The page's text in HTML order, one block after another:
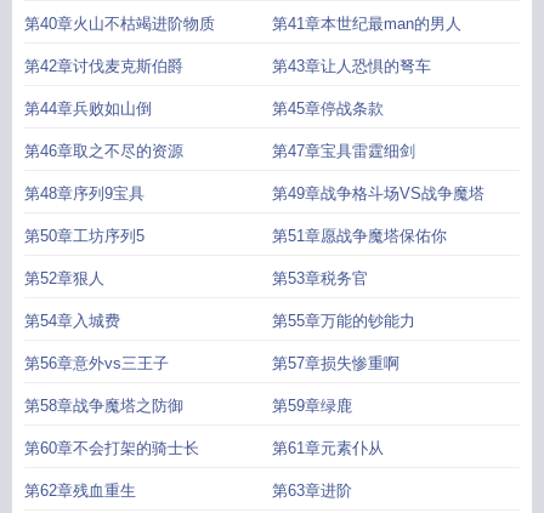
第40章火山不枯竭进阶物质 第41章本世纪最man的男人
第42章讨伐麦克斯伯爵 第43章让人恐惧的弩车
第44章兵败如山倒 第45章停战条款
第46章取之不尽的资源 第47章宝具雷霆细剑
第48章序列9宝具 第49章战争格斗场VS战争魔塔
第50章工坊序列5 第51章愿战争魔塔保佑你
第52章狠人 第53章税务官
第54章入城费 第55章万能的钞能力
第56章意外vs三王子 第57章损失惨重啊
第58章战争魔塔之防御 第59章绿鹿
第60章不会打架的骑士长 第61章元素仆从
第62章残血重生 第63章进阶